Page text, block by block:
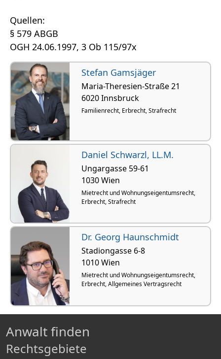
Quellen:
§ 579 ABGB
OGH 24.06.1997, 3 Ob 115/97x
Stefan Gamsjäger
Maria-Theresien-Straße 21
6020 Innsbruck
Familienrecht, Erbrecht, Strafrecht
Daniel Schwarzl, LL.M.
Ungargasse 59-61
1030 Wien
Mietrecht und Wohnungseigentumsrecht,
Erbrecht, Strafrecht
Dr. Georg Haunschmidt
Stadiongasse 6-8
1010 Wien
Mietrecht und Wohnungseigentumsrecht,
Erbrecht, Allgemeines Vertragsrecht
Anwalt finden
Rechtsgebiete